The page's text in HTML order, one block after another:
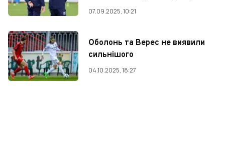
07.09.2025, 10:21
Оболонь та Верес не виявили
сильнішого
04.10.2025, 18:27